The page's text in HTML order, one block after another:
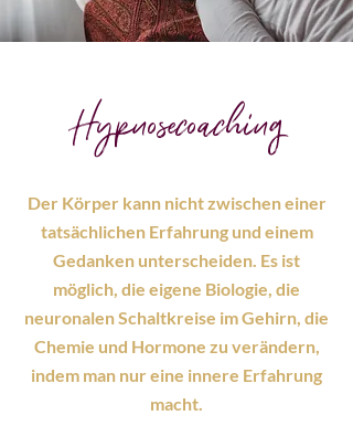
Hypnosecoaching
Der Körper kann nicht zwischen einer
tatsächlichen Erfahrung und einem
Gedanken unterscheiden. Es ist
möglich, die eigene Biologie, die
neuronalen Schaltkreise im Gehirn, die
Chemie und Hormone zu verändern,
indem man nur eine innere Erfahrung
macht.